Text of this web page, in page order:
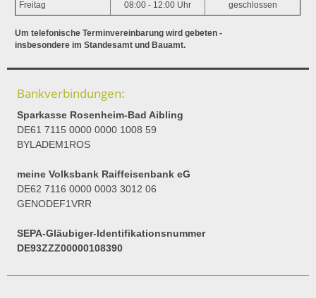
Freitag 08:00 - 12:00 Uhr geschlossen
Um telefonische Terminvereinbarung wird gebeten -
insbesondere im Standesamt und Bauamt.
Bankverbindungen:
Sparkasse Rosenheim-Bad Aibling
DE61 7115 0000 0000 1008 59
BYLADEM1ROS
meine Volksbank Raiffeisenbank eG
DE62 7116 0000 0003 3012 06
GENODEF1VRR
SEPA-Gläubiger-Identifikationsnummer
DE93ZZZ00000108390